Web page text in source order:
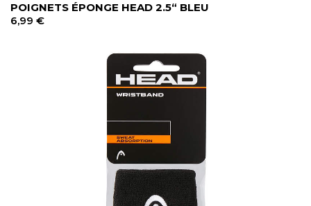
POIGNETS ÉPONGE HEAD 2.5“ BLEU
6,99 €